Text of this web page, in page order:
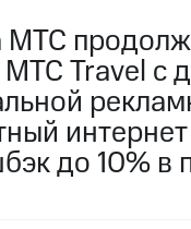
Travel с
до 10% в